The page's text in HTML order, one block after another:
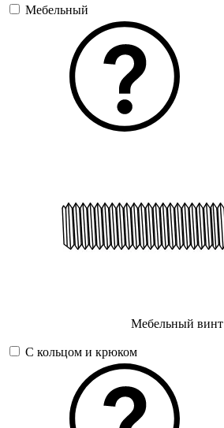
Мебельный
Мебельный винт
С кольцом и крюком